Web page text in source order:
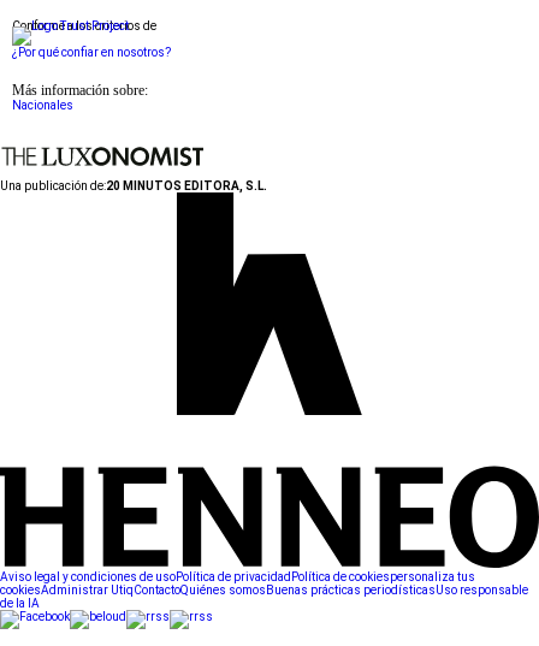
Conforme a los criterios de
¿Por qué confiar en nosotros?
Más información sobre:
Nacionales
Una publicación de:20 MINUTOS EDITORA, S.L.
Aviso legal y condiciones de usoPolítica de privacidad Política de cookiespersonaliza tus
cookiesAdministrar UtiqContactoQuiénes somos Buenas prácticas periodísticasUso responsable
de la IA